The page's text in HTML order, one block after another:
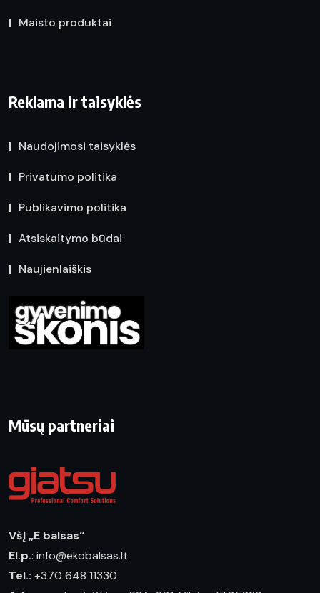
Maisto produktai
Reklama ir taisyklės
Naudojimosi taisyklės
Privatumo politika
Publikavimo politika
Atsiskaitymo būdai
Naujienlaiškis
Mūsų partneriai
VšĮ „E balsas“
El.p.: info@ekobalsas.lt
Tel.: +370 648 11330